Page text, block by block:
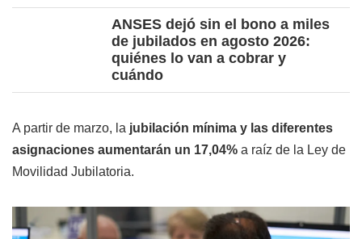
ANSES dejó sin el bono a miles
de jubilados en agosto 2026:
quiénes lo van a cobrar y
cuándo
A partir de marzo, la jubilación mínima y las diferentes
asignaciones aumentarán un 17,04% a raíz de la Ley de
Movilidad Jubilatoria.